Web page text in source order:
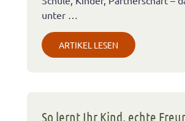
unter …
ARTIKEL LESEN
So lernt Ihr Kind, echte